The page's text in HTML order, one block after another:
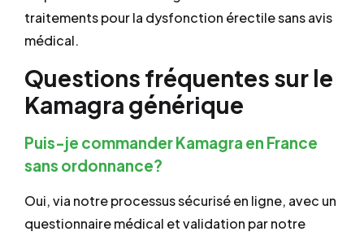
traitements pour la dysfonction érectile sans avis
médical.
Questions fréquentes sur le
Kamagra générique
Puis-je commander Kamagra en France
sans ordonnance?
Oui, via notre processus sécurisé en ligne, avec un
questionnaire médical et validation par notre